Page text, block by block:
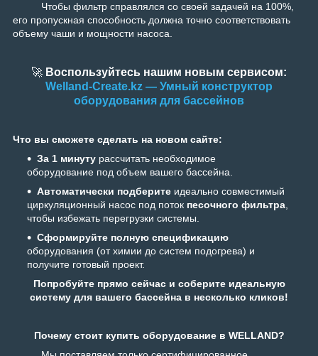
Чтобы фильтр справлялся со своей задачей на 100%,
его пропускная способность должна точно соответствовать
объему чаши и мощности насоса.
🚀 Воспользуйтесь нашим новым сервисом:
Welland-Create.kz — Умный конструктор
оборудования для бассейнов
Что вы сможете сделать на новом сайте:
За 1 минуту рассчитать необходимое
оборудование под объем вашего бассейна.
Автоматически подберите идеально совместимый
циркуляционный насос под поток песочного фильтра,
чтобы избежать перегрузки системы.
Сформируйте полную спецификацию
оборудования (от химии до систем подогрева) и
получите готовый проект.
Попробуйте прямо сейчас и соберите идеальную
систему для вашего бассейна в несколько кликов!
Почему стоит купить оборудование в WELLAND?